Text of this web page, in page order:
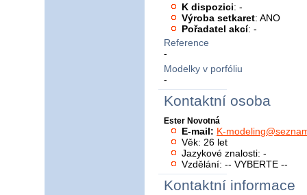
K dispozici: -
Výroba setkaret: ANO
Pořadatel akcí: -
Reference
-
Modelky v porfóliu
-
Kontaktní osoba
Ester Novotná
E-mail: K-
Věk: 26 let
Jazykové znalosti: -
Vzdělání: -- VYBERTE --
Kontaktní informace